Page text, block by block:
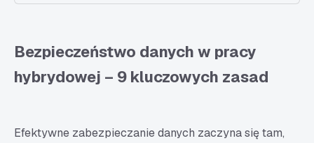
Bezpieczeństwo danych w pracy
hybrydowej – 9 kluczowych zasad
Efektywne zabezpieczanie danych zaczyna się tam,